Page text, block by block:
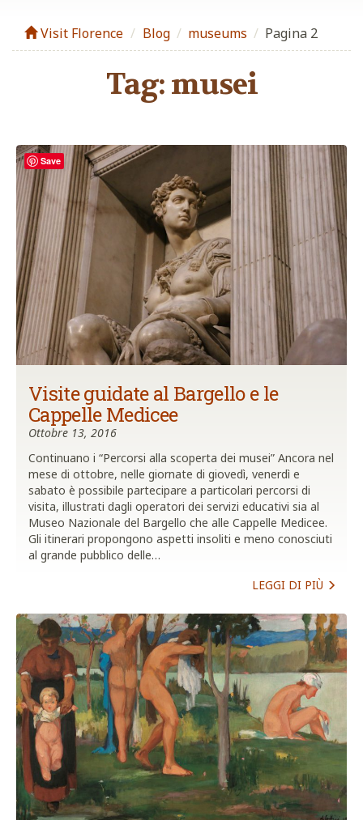
Visit Florence Blog / museums / Pagina 2
Tag:musei
Visite guidate al Bargello e le
Cappelle Medicee
Ottobre 13, 2016
Continuano i “Percorsi alla scoperta dei musei” Ancora nel
mese di ottobre, nelle giornate di giovedì, venerdì e
sabato è possibile partecipare a particolari percorsi di
visita, illustrati dagli operatori dei servizi educativi sia al
Museo Nazionale del Bargello che alle Cappelle Medicee.
Gli itinerari propongono aspetti insoliti e meno conosciuti
al grande pubblico delle…
LEGGI DI PIÙ
Save